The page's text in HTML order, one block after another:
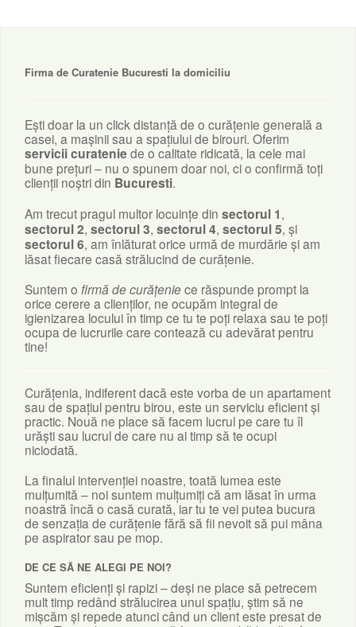
Firma de Curatenie Bucuresti la domiciliu
Ești doar la un click distanță de o curățenie generală a
casei, a mașinii sau a spațiului de birouri. Oferim
servicii curatenie de o calitate ridicată, la cele mai
bune prețuri – nu o spunem doar noi, ci o confirmă toți
clienții noștri din Bucuresti.
Am trecut pragul multor locuințe din sectorul 1,
sectorul 2, sectorul 3, sectorul 4, sectorul 5, și
sectorul 6, am înlăturat orice urmă de murdărie și am
lăsat fiecare casă strălucind de curățenie.
Suntem o firmă de curățeniece răspunde prompt la
orice cerere a clienților, ne ocupăm integral de
igienizarea locului în timp ce tu te poți relaxa sau te poți
ocupa de lucrurile care contează cu adevărat pentru
tine!
Curățenia, indiferent dacă este vorba de un apartament
sau de spațiul pentru birou, este un serviciu eficient și
practic. Nouă ne place să facem lucrul pe care tu îl
urăști sau lucrul de care nu ai timp să te ocupi
niciodată.
La finalul intervenției noastre, toată lumea este
mulțumită – noi suntem mulțumiți că am lăsat în urma
noastră încă o casă curată, iar tu te vei putea bucura
de senzația de curățenie fără să fii nevoit să pui mâna
pe aspirator sau pe mop.
DE CE SĂ NE ALEGI PE NOI?
Suntem eficienți și rapizi – deși ne place să petrecem
mult timp redând strălucirea unui spațiu, știm să ne
mișcăm și repede atunci când un client este presat de